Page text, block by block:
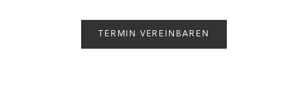
TERMIN VEREINBAREN